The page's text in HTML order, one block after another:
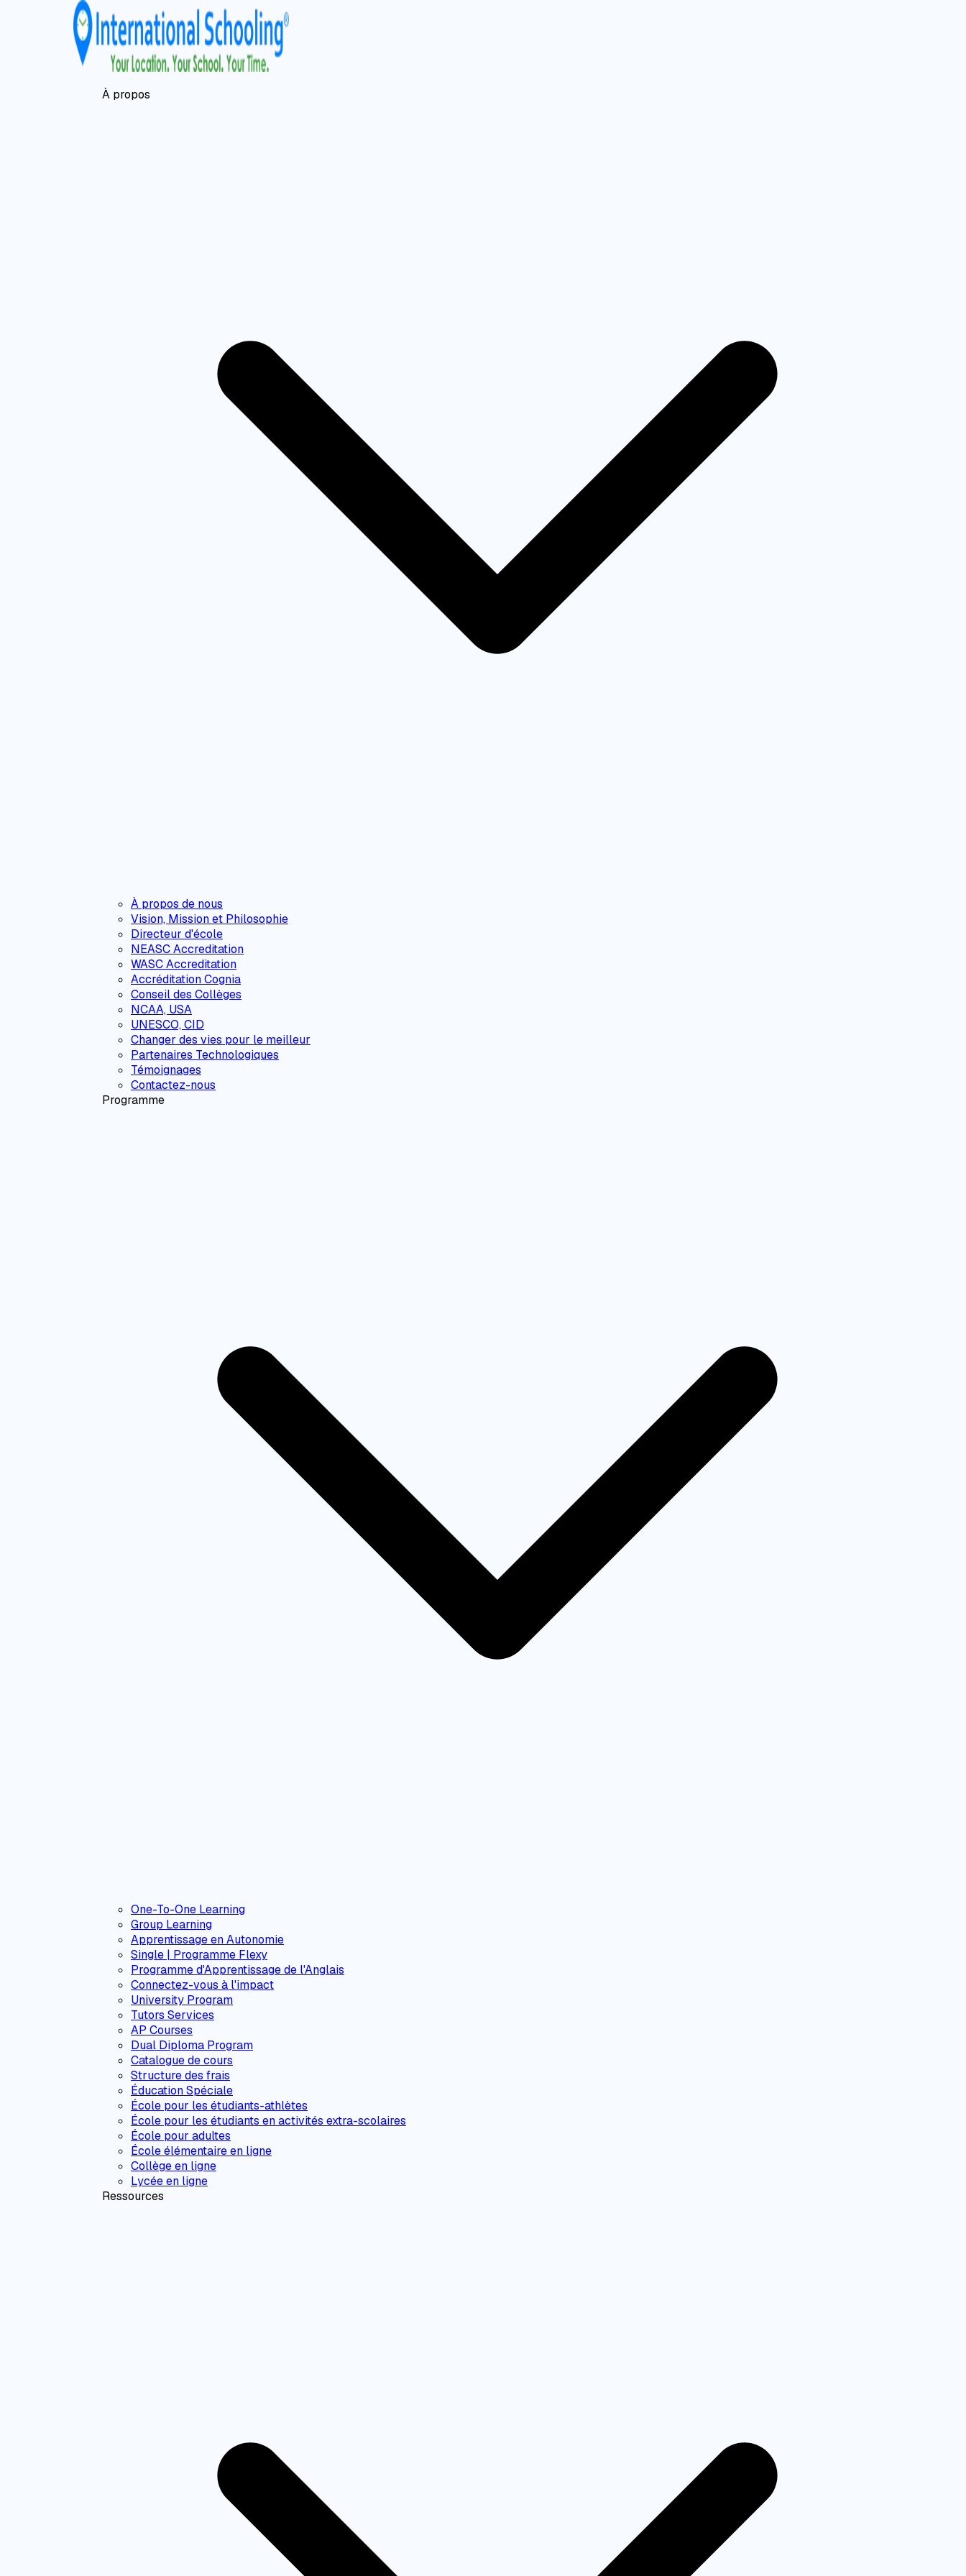
À propos
À propos de nous
Vision, Mission et Philosophie
Directeur d'école
NEASC Accreditation
WASC Accreditation
Accréditation Cognia
Conseil des Collèges
NCAA, USA
UNESCO, CID
Changer des vies pour le meilleur
Partenaires Technologiques
Témoignages
Contactez-nous
Programme
One-To-One Learning
Group Learning
Apprentissage en Autonomie
Single | Programme Flexy
Programme d'Apprentissage de l'Anglais
Connectez-vous à l'impact
University Program
Tutors Services
AP Courses
Dual Diploma Program
Catalogue de cours
Structure des frais
Éducation Spéciale
École pour les étudiants-athlètes
École pour les étudiants en activités extra-scolaires
École pour adultes
École élémentaire en ligne
Collège en ligne
Lycée en ligne
Ressources